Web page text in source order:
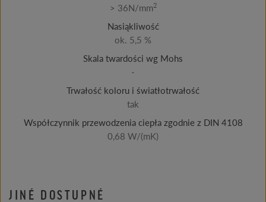
> 36N/mm2
Nasiąkliwość
ok. 5,5 %
Skala twardości wg Mohs
-
Trwałość koloru i światłotrwałość
tak
Współczynnik przewodzenia ciepła zgodnie z DIN 4108
0,68 W/(mK)
JINÉ DOSTUPNÉ